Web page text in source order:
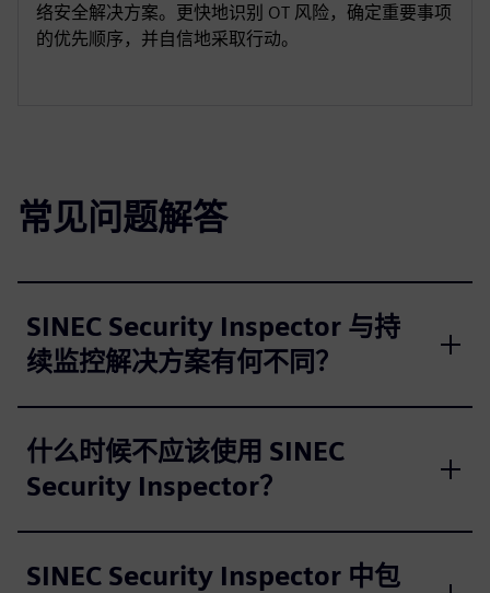
络安全解决方案。更快地识别 OT 风险，确定重要事项
的优先顺序，并自信地采取行动。
常见问题解答
SINEC Security Inspector 与持
续监控解决方案有何不同？
什么时候不应该使用 SINEC
Security Inspector？
SINEC Security Inspector 中包